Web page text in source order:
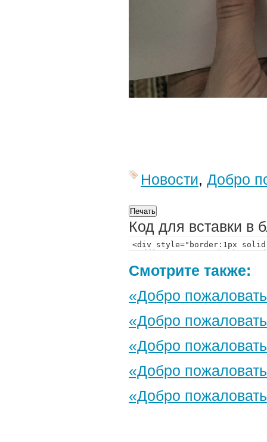
Новости, Добро
Код для вставки в
Смотрите также:
«Добро
«Добро
«Добро
«Добро
«Добро